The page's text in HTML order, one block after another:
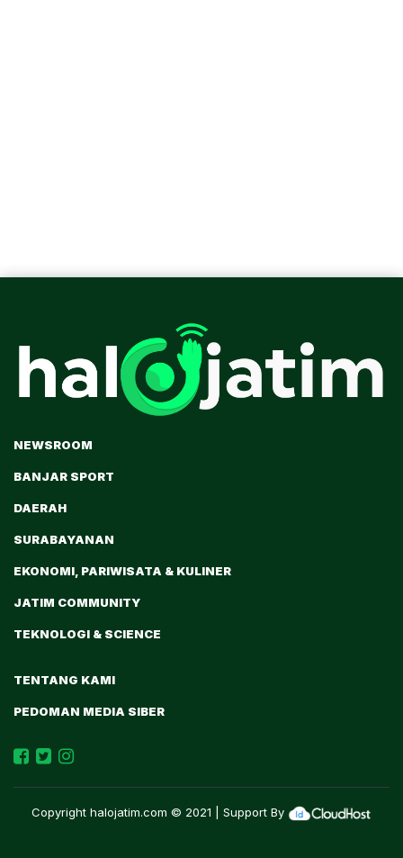
NEWSROOM
BANJAR SPORT
DAERAH
SURABAYANAN
EKONOMI, PARIWISATA & KULINER
JATIM COMMUNITY
TEKNOLOGI & SCIENCE
TENTANG KAMI
PEDOMAN MEDIA SIBER
Copyright halojatim.com © 2021 | Support By